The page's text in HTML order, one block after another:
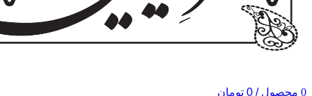
0 محصول /
0 تومان